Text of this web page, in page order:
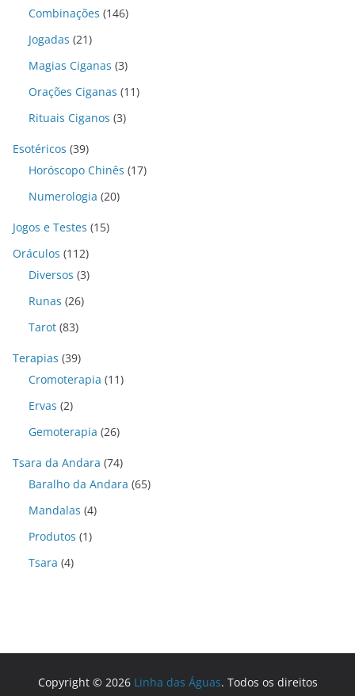
Combinações (146)
Jogadas (21)
Magias Ciganas (3)
Orações Ciganas (11)
Rituais Ciganos (3)
Esotéricos (39)
Horóscopo Chinês (17)
Numerologia (20)
Jogos e Testes (15)
Oráculos (112)
Diversos (3)
Runas (26)
Tarot (83)
Terapias (39)
Cromoterapia (11)
Ervas (2)
Gemoterapia (26)
Tsara da Andara (74)
Baralho da Andara (65)
Mandalas (4)
Produtos (1)
Tsara (4)
Copyright © 2026 Linha das Águas. Todos os direitos